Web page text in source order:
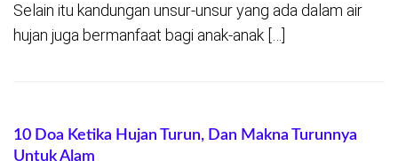
Selain itu kandungan unsur-unsur yang ada dalam air
hujan juga bermanfaat bagi anak-anak […]
10 Doa Ketika Hujan Turun, Dan Makna Turunnya
Untuk Alam